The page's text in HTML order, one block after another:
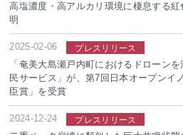
高塩濃度・高アルカリ環境に棲息する
明
2025-02-06 プレスリリース
「奄美大島瀬戸内町におけるドローン
民サービス」が、第7回日本オープンイ
臣賞」を受賞
2024-12-24 プレスリリース